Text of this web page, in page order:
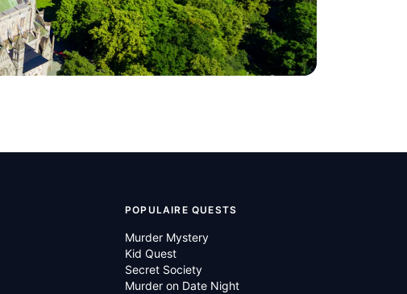
POPULAIRE QUESTS
Murder Mystery
Kid Quest
Secret Society
Murder on Date Night